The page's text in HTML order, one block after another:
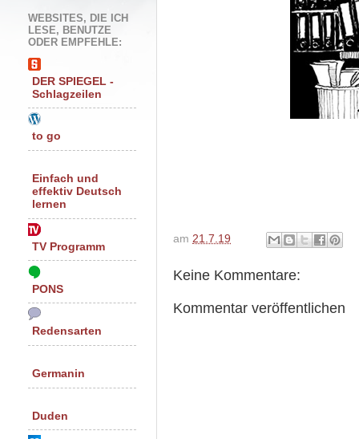
am 21.7.19
Keine Kommentare:
Kommentar veröffentlichen
WEBSITES, DIE ICH
LESE, BENUTZE
ODER EMPFEHLE:
DER SPIEGEL -
Schlagzeilen
to go
Einfach und
effektiv Deutsch
lernen
TV Programm
PONS
Redensarten
Germanin
Duden